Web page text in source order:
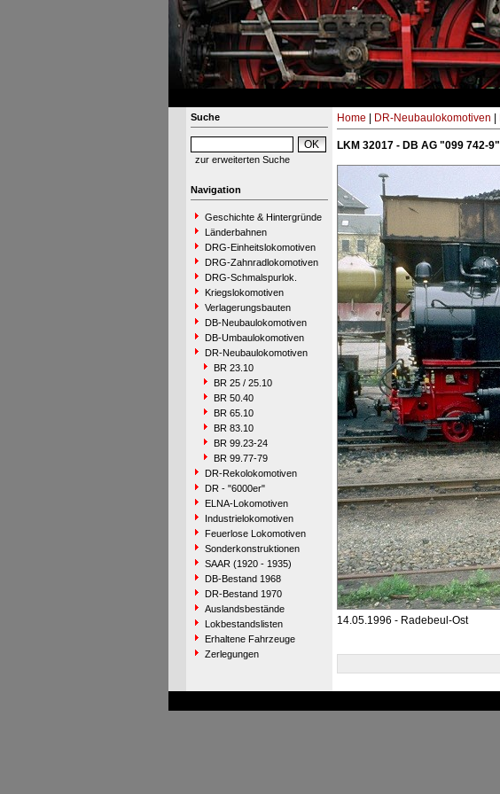
Suche
zur erweiterten Suche
Navigation
Geschichte & Hintergründe
Länderbahnen
DRG-Einheitslokomotiven
DRG-Zahnradlokomotiven
DRG-Schmalspurlok.
Kriegslokomotiven
Verlagerungsbauten
DB-Neubaulokomotiven
DB-Umbaulokomotiven
DR-Neubaulokomotiven
BR 23.10
BR 25 / 25.10
BR 50.40
BR 65.10
BR 83.10
BR 99.23-24
BR 99.77-79
DR-Rekolokomotiven
DR - "6000er"
ELNA-Lokomotiven
Industrielokomotiven
Feuerlose Lokomotiven
Sonderkonstruktionen
SAAR (1920 - 1935)
DB-Bestand 1968
DR-Bestand 1970
Auslandsbestände
Lokbestandslisten
Erhaltene Fahrzeuge
Zerlegungen
Home DR-Neubaulokomotiven
LKM 32017 - DB AG "099 742-9"
14.05.1996 - Radebeul-Ost